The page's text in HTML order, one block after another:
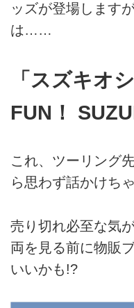
ッズが登場します
は……
「スズキオ
FUN！
これ、ツーリング
ら思わず話かけち
売り切れ必至な気
両を見る前に物販
いいかも!?